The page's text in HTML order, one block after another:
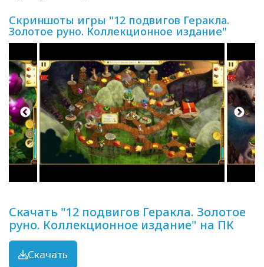
Скриншоты игры "12 подвигов Геракла.
Золотое руно. Коллекционное издание"
Скачать "12 подвигов Геракла. Золотое
руно. Коллекционное издание" на ПК
Скачать